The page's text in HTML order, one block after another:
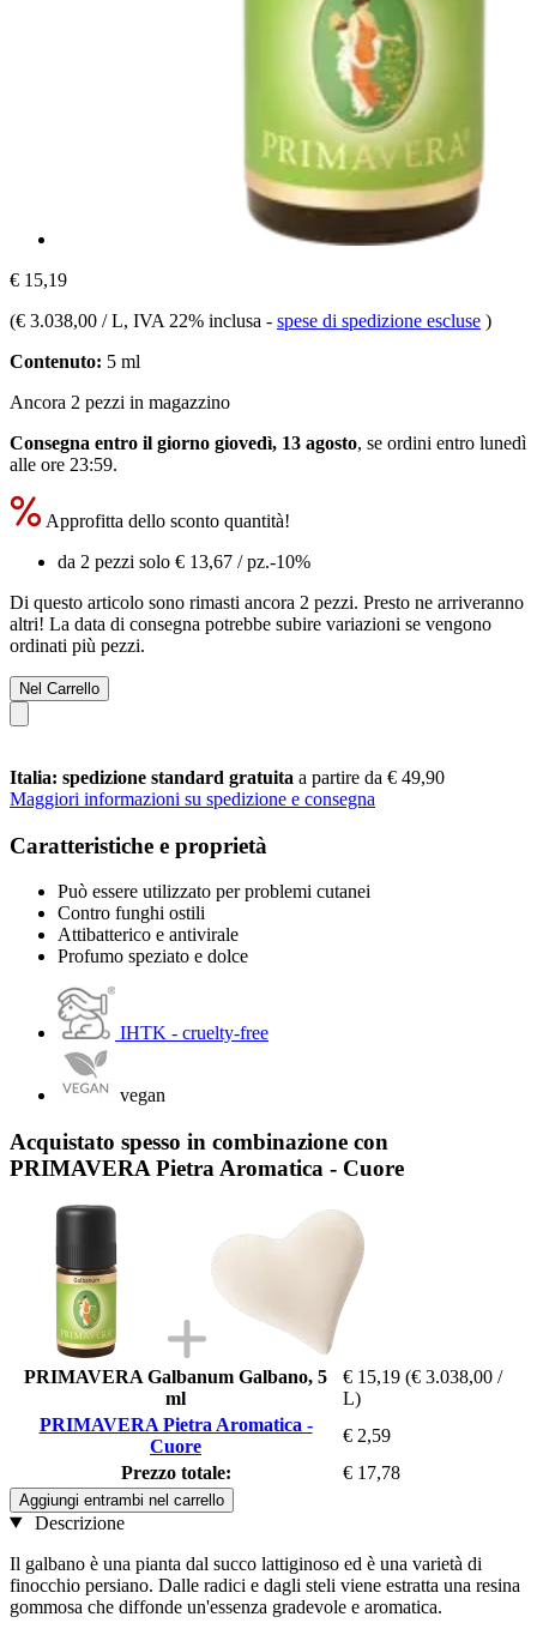
€ 15,19
(€ 3.038,00 / L, IVA 22% inclusa - spese di spedizione escluse )
Contenuto: 5 ml
Ancora 2 pezzi in magazzino
Consegna entro il giorno giovedì, 13 agosto, se ordini entro lunedì
alle ore 23:59.
Approfitta dello sconto quantità!
da 2 pezzi solo € 13,67 / pz.-10%
Di questo articolo sono rimasti ancora 2 pezzi. Presto ne arriveranno
altri! La data di consegna potrebbe subire variazioni se vengono
ordinati più pezzi.
Nel Carrello
Italia: spedizione standard gratuita a partire da € 49,90
Maggiori informazioni su spedizione e consegna
Caratteristiche e proprietà
Può essere utilizzato per problemi cutanei
Contro funghi ostili
Attibatterico e antivirale
Profumo speziato e dolce
IHTK - cruelty-free
vegan
Acquistato spesso in combinazione con
PRIMAVERA Pietra Aromatica - Cuore
PRIMAVERA Galbanum Galbano, 5
ml
€ 15,19 (€ 3.038,00 /
L)
PRIMAVERA Pietra Aromatica -
Cuore
€ 2,59
Prezzo totale:
€ 17,78
Aggiungi entrambi nel carrello
Descrizione
Il galbano è una pianta dal succo lattiginoso ed è una varietà di
finocchio persiano. Dalle radici e dagli steli viene estratta una resina
gommosa che diffonde un'essenza gradevole e aromatica.